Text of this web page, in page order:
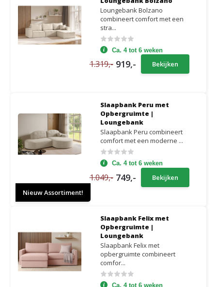
Loungebank Bolzano
combineert comfort met een
stra...
Ca. 4 tot 6 weken
1.319,- 919,- Bekijken
Nieuw Assortiment!
Slaapbank Peru met
Opbergruimte |
Loungebank
Slaapbank Peru combineert
comfort met een moderne ...
Ca. 4 tot 6 weken
1.049,- 749,- Bekijken
Slaapbank Felix met
Opbergruimte |
Loungebank
Slaapbank Felix met
opbergruimte combineert
comfor...
Ca. 4 tot 6 weken